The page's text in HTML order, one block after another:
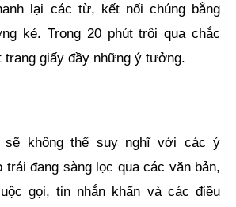
lại các từ, kết nối chúng bằng
kẻ. Trong 20 phút trôi qua chắc
trang giấy đầy những ý tưởng.
sẽ không thể suy nghĩ với các ý
đang sàng lọc qua các văn bản,
gọi, tin nhắn khẩn và các điều